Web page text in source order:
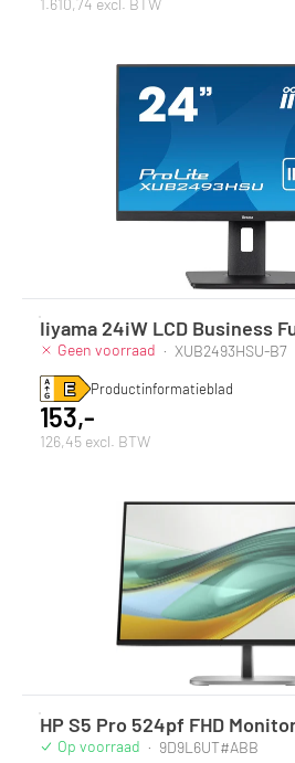
Iiyama 24iW LCD Business
Geen voorraad · XUB2493HSU-B7
Productinformatieblad
153,-
126,45 excl. BTW
HP S5 Pro 524pf FHD
Op voorraad · 9D9L6UT#ABB